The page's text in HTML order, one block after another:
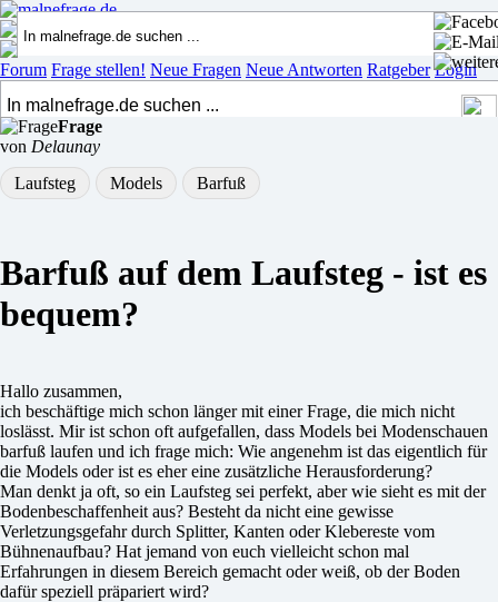
Forum Frage stellen! Neue Fragen Neue Antworten Ratgeber Login
Frage
von Delaunay
Laufsteg
Models Barfuß
Barfuß auf dem Laufsteg - ist es
bequem?
Hallo zusammen,
ich beschäftige mich schon länger mit einer Frage, die mich nicht
loslässt. Mir ist schon oft aufgefallen, dass Models bei Modenschauen
barfuß laufen und ich frage mich: Wie angenehm ist das eigentlich für
die Models oder ist es eher eine zusätzliche Herausforderung?
Man denkt ja oft, so ein Laufsteg sei perfekt, aber wie sieht es mit der
Bodenbeschaffenheit aus? Besteht da nicht eine gewisse
Verletzungsgefahr durch Splitter, Kanten oder Klebereste vom
Bühnenaufbau? Hat jemand von euch vielleicht schon mal
Erfahrungen in diesem Bereich gemacht oder weiß, ob der Boden
dafür speziell präpariert wird?